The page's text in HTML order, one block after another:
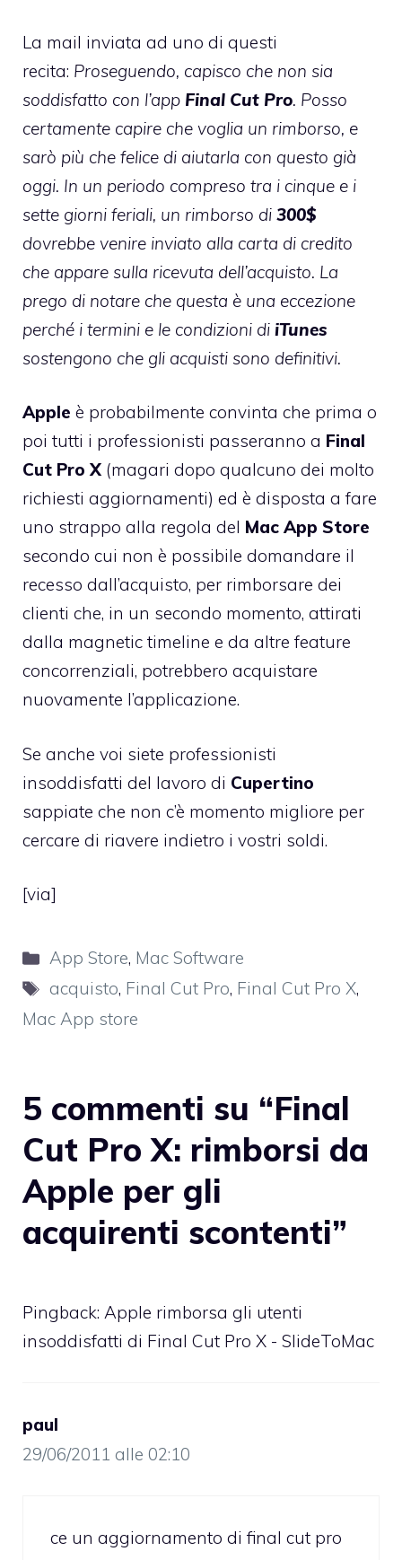
La mail inviata ad uno di questi
recita: Proseguendo, capisco che non sia
soddisfatto con l’app Final Cut Pro. Posso
certamente capire che voglia un rimborso, e
sarò più che felice di aiutarla con questo già
oggi. In un periodo compreso tra i cinque e i
sette giorni feriali, un rimborso di 300$
dovrebbe venire inviato alla carta di credito
che appare sulla ricevuta dell’acquisto. La
prego di notare che questa è una eccezione
perché i termini e le condizioni di iTunes
sostengono che gli acquisti sono definitivi.
Apple è probabilmente convinta che prima o
poi tutti i professionisti passeranno a Final
Cut Pro X (magari dopo qualcuno dei molto
richiesti aggiornamenti) ed è disposta a fare
uno strappo alla regola del Mac App Store
secondo cui non è possibile domandare il
recesso dall’acquisto, per rimborsare dei
clienti che, in un secondo momento, attirati
dalla magnetic timeline e da altre feature
concorrenziali, potrebbero acquistare
nuovamente l’applicazione.
Se anche voi siete professionisti
insoddisfatti del lavoro di Cupertino
sappiate che non c’è momento migliore per
cercare di riavere indietro i vostri soldi.
[via]
Categorie
App Store, Mac Software
Tag
acquisto, Final Cut Pro, Final Cut Pro X,
Mac App store
5 commenti su “Final
Cut Pro X: rimborsi da
Apple per gli
acquirenti scontenti”
Pingback: Apple rimborsa gli utenti
insoddisfatti di Final Cut Pro X - SlideToMac
paul
29/06/2011 alle 02:10
ce un aggiornamento di final cut pro